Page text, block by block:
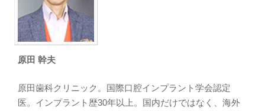
原田 幹夫
原田歯科クリニック。国際口腔インプラント学会認定
医。インプラント歴30年以上。国内だけではなく、海外